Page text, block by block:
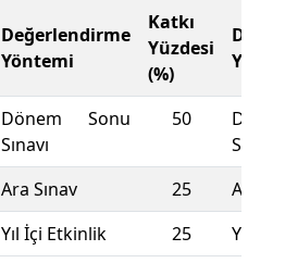
Değerlendirme
Yöntemi
Katkı
Yüzdesi
(%)
Dönem Sonu
Sınavı
50
Sınavı
Ara Sınav
25
Ara
Yıl İçi Etkinlik
25 Yıl İçi